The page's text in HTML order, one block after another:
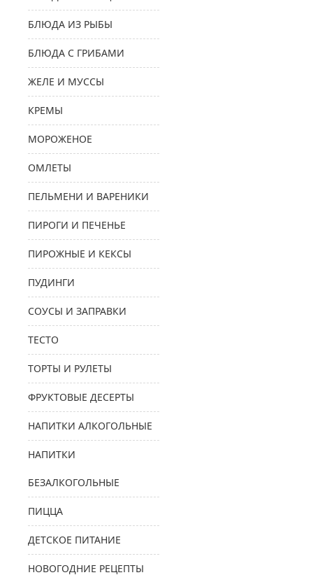
БЛЮДА ИЗ РЫБЫ
БЛЮДА С ГРИБАМИ
ЖЕЛЕ И МУССЫ
КРЕМЫ
МОРОЖЕНОЕ
ОМЛЕТЫ
ПЕЛЬМЕНИ И ВАРЕНИКИ
ПИРОГИ И ПЕЧЕНЬЕ
ПИРОЖНЫЕ И КЕКСЫ
ПУДИНГИ
СОУСЫ И ЗАПРАВКИ
ТЕСТО
ТОРТЫ И РУЛЕТЫ
ФРУКТОВЫЕ ДЕСЕРТЫ
НАПИТКИ АЛКОГОЛЬНЫЕ
НАПИТКИ
БЕЗАЛКОГОЛЬНЫЕ
ПИЦЦА
ДЕТСКОЕ ПИТАНИЕ
НОВОГОДНИЕ РЕЦЕПТЫ